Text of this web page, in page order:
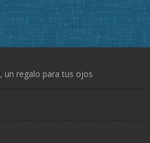
un regalo para tus ojos